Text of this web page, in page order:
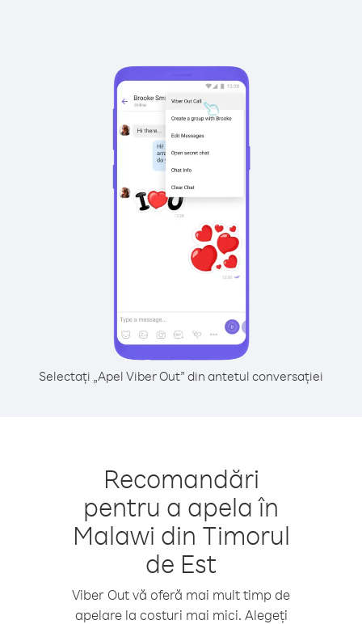
Selectați „Apel Viber Out” din antetul conversației
Recomandări
pentru a apela în
Malawi din Timorul
de Est
Viber Out vă oferă mai mult timp de
apelare la costuri mai mici. Alegeți